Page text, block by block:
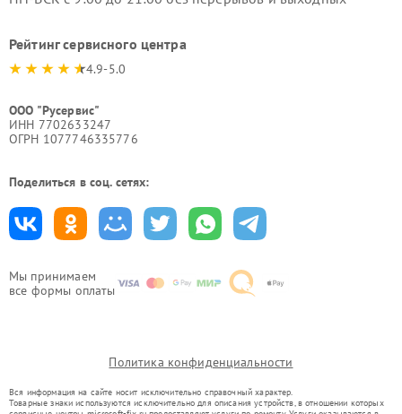
Мы принимаем
все формы оплаты
Рейтинг сервисного центра
4.9-5.0
ООО "Русервис"
ИНН 7702633247
ОГРН 1077746335776
Поделиться в соц. сетях:
Политика конфиденциальности
Вся информация на сайте носит исключительно справочный характер.
Товарные знаки используются исключительно для описания устройств, в отношении которых